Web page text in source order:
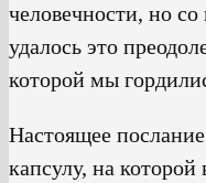
человечности, но
удалось это
которой мы
Настоящее
капсулу, на